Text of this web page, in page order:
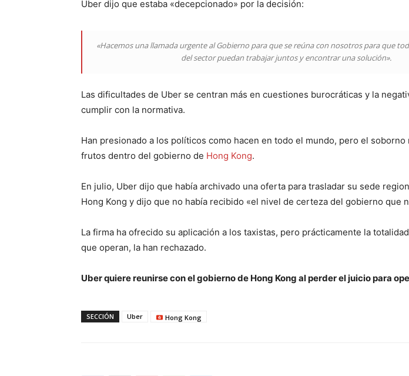
Uber dijo que estaba «decepcionado» por la decisión:
«Hacemos una llamada urgente al Gobierno para que se reúna con nosotros para que
del sector puedan trabajar juntos y encontrar una solución».
Las dificultades de Uber se centran más en cuestiones burocráticas y la
cumplir con la normativa.
Han presionado a los políticos como hacen en todo el mundo, pero el soborno
frutos dentro del gobierno de Hong Kong.
En julio, Uber dijo que había archivado una oferta para trasladar su sede
Hong Kong y dijo que no había recibido «el nivel de certeza del gobierno que
La firma ha ofrecido su aplicación a los taxistas, pero prácticamente la
que operan, la han rechazado.
Uber quiere reunirse con el gobierno de Hong Kong al perder el juicio para
SECCIÓN Uber Hong Kong